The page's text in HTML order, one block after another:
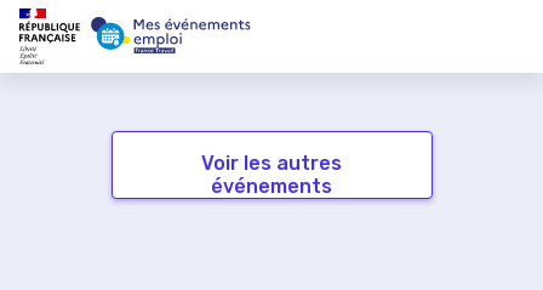
Voir les autres
événements